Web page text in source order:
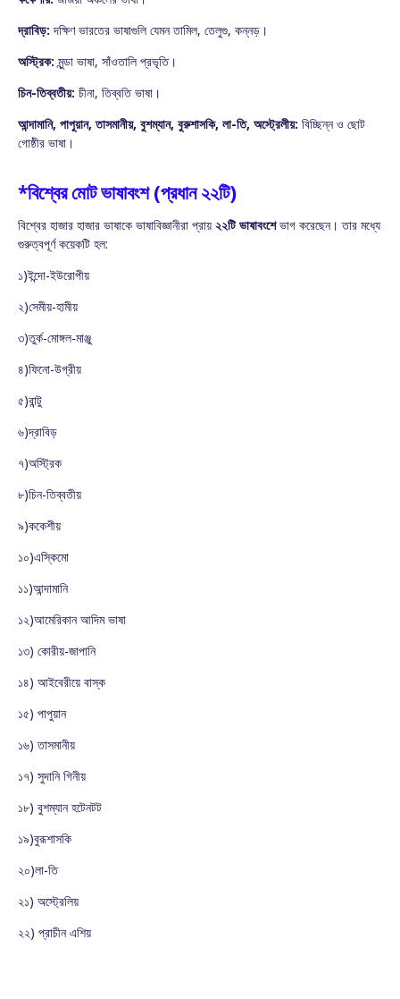
দ্রাবিড়: দক্ষিণ ভারতের ভাষাগুলি যেমন তামিল, তেলুগু, কন্নড়।
অস্ট্রিক: মুন্ডা ভাষা, সাঁওতালি প্রভৃতি।
চিন-তিব্বতীয়: চীনা, তিব্বতি ভাষা।
আন্দামানি, পাপুয়ান, তাসমানীয়, বুশম্যান, বুরুশাসকি, লা-তি, অস্ট্রেলীয়: বিচ্ছিন্ন ও ছোট
গোষ্ঠীর ভাষা।
*বিশ্বের মোট ভাষাবংশ (প্রধান ২২টি)
বিশ্বের হাজার হাজার ভাষাকে ভাষাবিজ্ঞানীরা প্রায় ২২টি ভাষাবংশেভাগ করেছেন। তার মধ্যে
গুরুত্বপূর্ণ কয়েকটি হল:
১)ইন্দো-ইউরোপীয়
২)সেমীয়-হামীয়
৩)তুর্ক-মোঙ্গল-মাঞ্জু
৪)ফিনো-উগ্রীয়
৫)বান্টু
৬)দ্রাবিড়
৭)অস্ট্রিক
৮)চিন-তিব্বতীয়
৯)ককেশীয়
১০)এস্কিমো
১১)আন্দামানি
১২)আমেরিকান আদিম ভাষা
১৩) কোরীয়-জাপানি
১৪) আইবেরীয়ে বাস্ক
১৫) পাপুয়ান
১৬) তাসমানীয়
১৭) সুদানি গিনীয়
১৮) বুশম্যান হটেনটট
১৯)বুরূশাসকি
২০)লা-তি
২১) অস্ট্রেলিয়
২২) প্রাচীন এশিয়